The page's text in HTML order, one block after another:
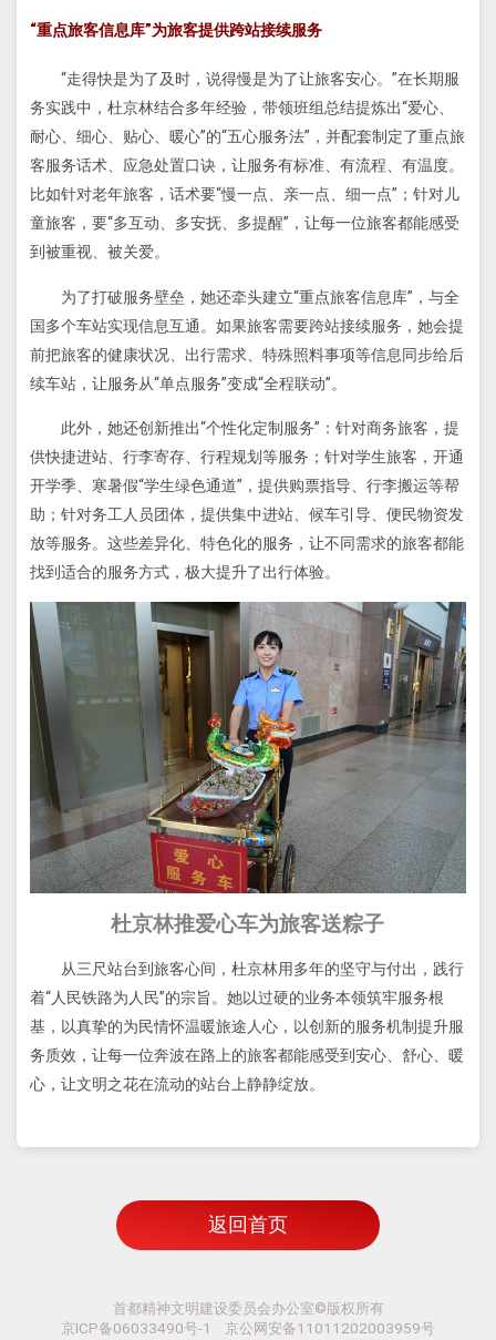
“重点旅客信息库”为旅客提供跨站接续服务
“走得快是为了及时，说得慢是为了让旅客安心。”在长期服
务实践中，杜京林结合多年经验，带领班组总结提炼出“爱心、
耐心、细心、贴心、暖心”的“五心服务法”，并配套制定了重点旅
客服务话术、应急处置口诀，让服务有标准、有流程、有温度。
比如针对老年旅客，话术要“慢一点、亲一点、细一点”；针对儿
童旅客，要“多互动、多安抚、多提醒”，让每一位旅客都能感受
到被重视、被关爱。
为了打破服务壁垒，她还牵头建立“重点旅客信息库”，与全
国多个车站实现信息互通。如果旅客需要跨站接续服务，她会提
前把旅客的健康状况、出行需求、特殊照料事项等信息同步给后
续车站，让服务从“单点服务”变成“全程联动”。
此外，她还创新推出“个性化定制服务”：针对商务旅客，提
供快捷进站、行李寄存、行程规划等服务；针对学生旅客，开通
开学季、寒暑假“学生绿色通道”，提供购票指导、行李搬运等帮
助；针对务工人员团体，提供集中进站、候车引导、便民物资发
放等服务。这些差异化、特色化的服务，让不同需求的旅客都能
找到适合的服务方式，极大提升了出行体验。
杜京林推爱心车为旅客送粽子
从三尺站台到旅客心间，杜京林用多年的坚守与付出，践行
着“人民铁路为人民”的宗旨。她以过硬的业务本领筑牢服务根
基，以真挚的为民情怀温暖旅途人心，以创新的服务机制提升服
务质效，让每一位奔波在路上的旅客都能感受到安心、舒心、暖
心，让文明之花在流动的站台上静静绽放。
返回首页
首都精神文明建设委员会办公室©版权所有
京ICP备06033490号-1 京公网安备11011202003959号